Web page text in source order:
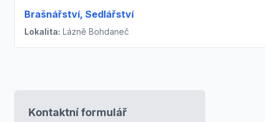
Brašnářství, Sedlářství
Lokalita: Lázně Bohdaneč
Kontaktní formulář